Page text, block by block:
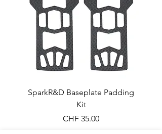
SparkR&D Baseplate Padding
Kit
Preis
CHF 35.00